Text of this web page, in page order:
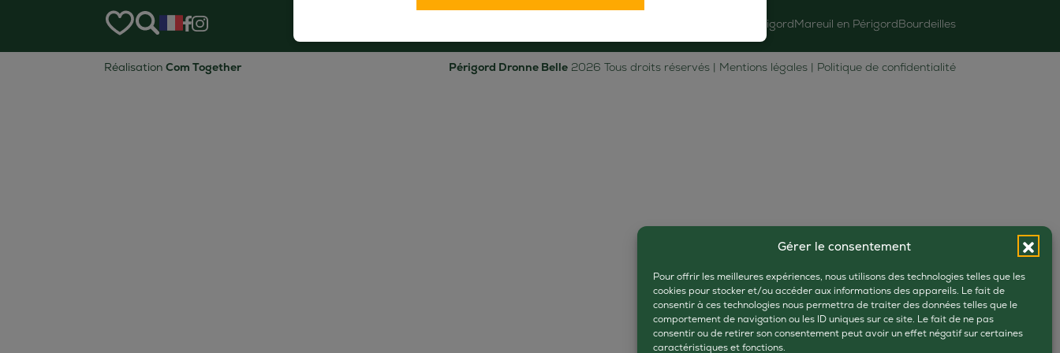
Gérer le consentement
Pour offrir les meilleures expériences, nous utilisons des technologies telles que les
cookies pour stocker et/ou accéder aux informations des appareils. Le fait de
consentir à ces technologies nous permettra de traiter des données telles que le
comportement de navigation ou les ID uniques sur ce site. Le fait de ne pas
consentir ou de retirer son consentement peut avoir un effet négatif sur certaines
caractéristiques et fonctions.
Les bureaux d'accueil de Brantôme en PérigordMareuil en PérigordBourdeilles
Réalisation Com Together Périgord Dronne Belle 2026 Tous droits réservés | Mentions légales | Politique de confidentialité